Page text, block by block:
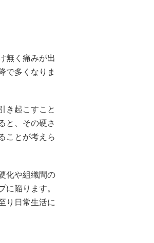
無く痛みが出
で多くなりま
き起こすこと
と、その硬さ
ことが考えら
化や組織間の
陥ります。
り日常生活に